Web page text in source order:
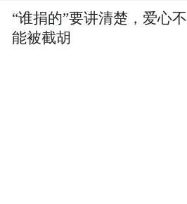
“谁捐的”要讲清楚，爱心不
能被截胡